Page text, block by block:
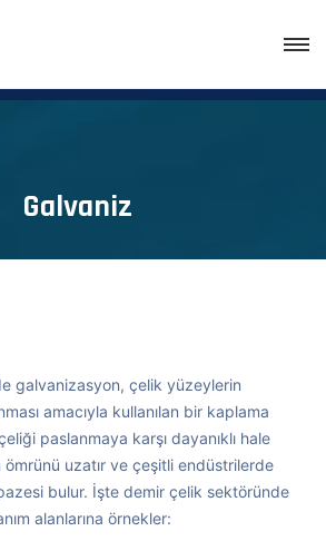
Galvaniz
galvanizasyon, çelik yüzeylerin
amacıyla kullanılan bir kaplama
paslanmaya karşı dayanıklı hale
uzatır ve çeşitli endüstrilerde
bulur. İşte demir çelik sektöründe
alanlarına örnekler: